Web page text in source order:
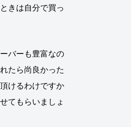
きは自分で買っ
バーも豊富なの
たら尚良かった
けるわけですか
てもらいましょ